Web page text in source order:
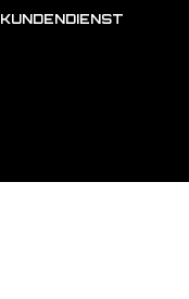
KUNDENDIENST